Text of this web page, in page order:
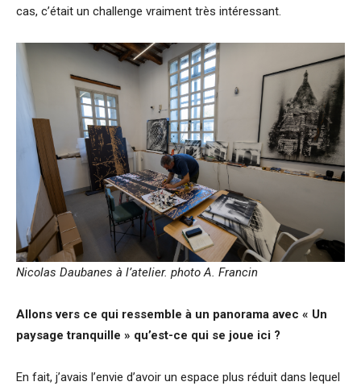
cas, c’était un challenge vraiment très intéressant.
Nicolas Daubanes à l’atelier. photo A. Francin
Allons vers ce qui ressemble à un panorama avec « Un
paysage tranquille » qu’est-ce qui se joue ici ?
En fait, j’avais l’envie d’avoir un espace plus réduit dans lequel